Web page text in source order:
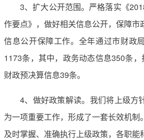
3、扩大公开范围。严格落实《
作要点》，做好相关信息公开，保障市
信息公开保障工作。全年通过市财政
1173条，其中，政务动态信息350条，
财政预决算信息39条。
4、做好政策解读。我们将上级方
为一项重要工作，形成了一套长效机制
及时掌握、准确执行上级政策，各职能